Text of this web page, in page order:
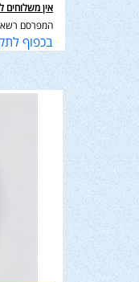
אין משלוחים
המפרסם
בכפוף